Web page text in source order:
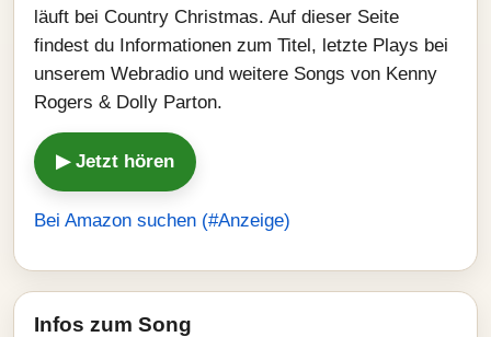
läuft bei Country Christmas. Auf dieser Seite
findest du Informationen zum Titel, letzte Plays bei
unserem Webradio und weitere Songs von Kenny
Rogers & Dolly Parton.
▶ Jetzt hören
Bei Amazon suchen (#Anzeige)
Infos zum Song